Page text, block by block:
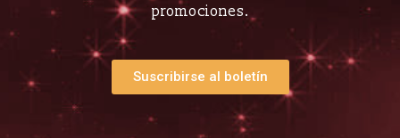
promociones.
Suscribirse al boletín